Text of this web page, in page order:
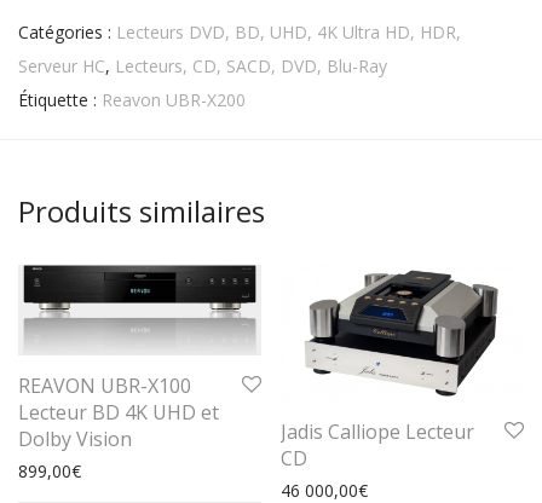
Catégories : Lecteurs DVD, BD, UHD, 4K Ultra HD, HDR,
Serveur HC, Lecteurs, CD, SACD, DVD, Blu-Ray
Étiquette : Reavon UBR-X200
Produits similaires
REAVON UBR-X100
Lecteur BD 4K UHD et
Dolby Vision
899,00€
Jadis Calliope Lecteur
CD
46 000,00€